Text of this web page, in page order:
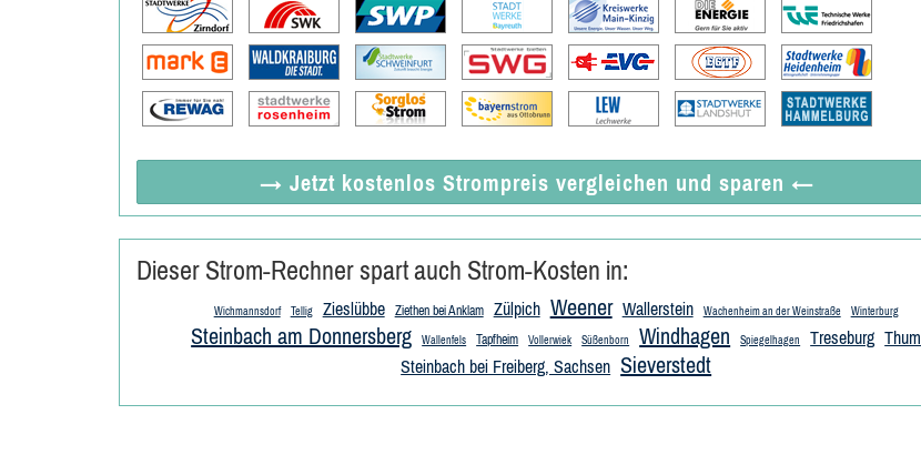
→ Jetzt kostenlos Strompreis vergleichen und sparen ←
Dieser Strom-Rechner spart auch Strom-Kosten in:
Wichmannsdorf Tellig Zieslübbe Ziethen bei Anklam Zülpich Weener Wallerstein Wachenheim an der Weinstraße Winterburg
Steinbach am Donnersberg Wallenfels Tapfheim Vollerwiek Süßenborn Windhagen Spiegelhagen Treseburg Thum
Steinbach bei Freiberg, Sachsen Sieverstedt